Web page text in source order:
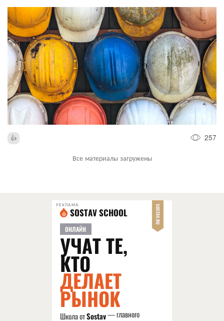
257
Все материалы загружены
РЕКЛАМА